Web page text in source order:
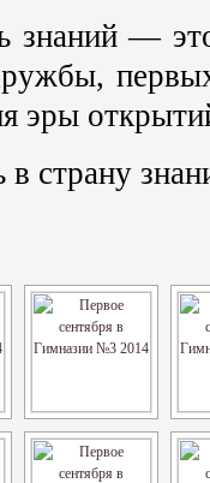
знаний —
эры
страну